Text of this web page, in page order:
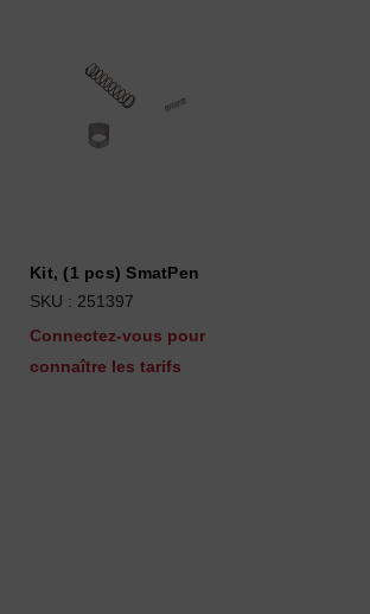
Kit, (1 pcs) SmatPen
SKU : 251397
Connectez-vous pour
connaître les tarifs